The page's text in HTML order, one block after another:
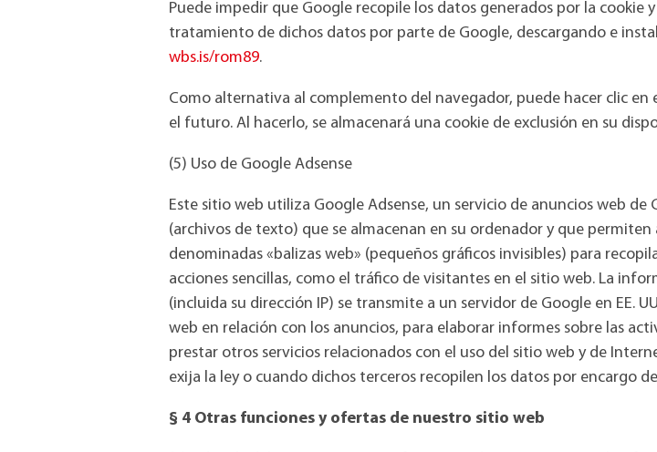
Puede impedir que Google recopile los datos generados por la cookie
tratamiento de dichos datos por parte de Google, descargando e
wbs.is/rom89.
Como alternativa al complemento del navegador, puede hacer clic
el futuro. Al hacerlo, se almacenará una cookie de exclusión en su
(5) Uso de Google Adsense
Este sitio web utiliza Google Adsense, un servicio de anuncios web de
(archivos de texto) que se almacenan en su ordenador y que
denominadas «balizas web» (pequeños gráficos invisibles) para
acciones sencillas, como el tráfico de visitantes en el sitio web. La
(incluida su dirección IP) se transmite a un servidor de Google en EE.
web en relación con los anuncios, para elaborar informes sobre las
prestar otros servicios relacionados con el uso del sitio web y de
exija la ley o cuando dichos terceros recopilen los datos por encargo
§ 4 Otras funciones y ofertas de nuestro sitio web